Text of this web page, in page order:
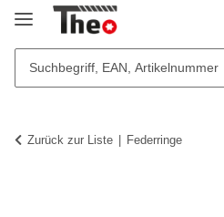
Zurück zur Liste Federringe